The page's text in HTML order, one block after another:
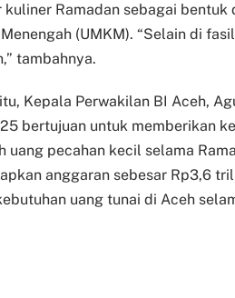
kuliner Ramadan sebagai
(UMKM). “Selain di
tambahnya.
Kepala Perwakilan BI Aceh,
bertujuan untuk memberikan
uang pecahan kecil selama
anggaran sebesar Rp3,6
uang tunai di Aceh